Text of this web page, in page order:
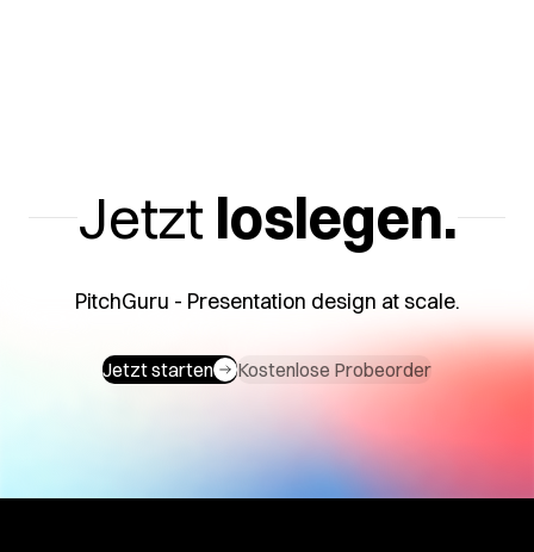
Jetzt loslegen.
PitchGuru - Presentation design at scale.
Jetzt starten Kostenlose Probeorder